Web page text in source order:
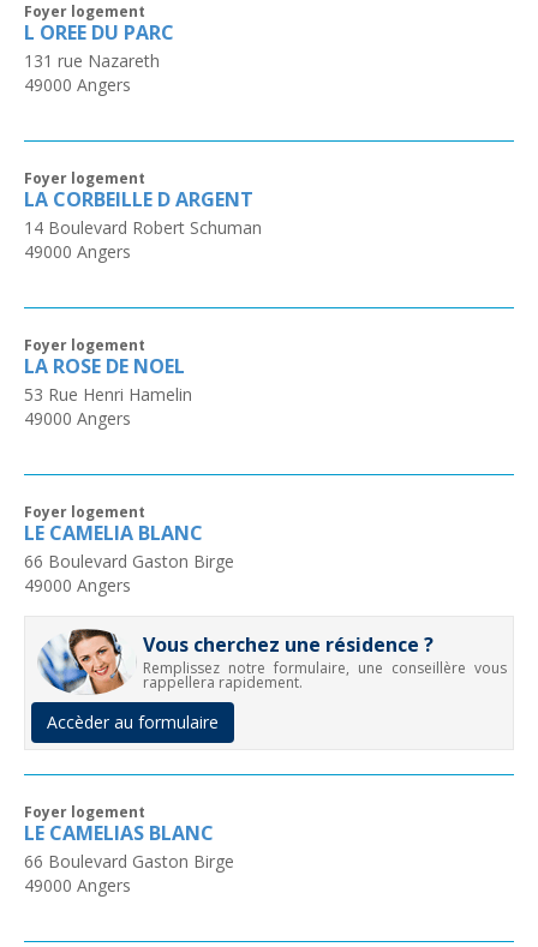
Foyer logement
L OREE DU PARC
131 rue Nazareth
49000 Angers
Foyer logement
LA CORBEILLE D ARGENT
14 Boulevard Robert Schuman
49000 Angers
Foyer logement
LA ROSE DE NOEL
53 Rue Henri Hamelin
49000 Angers
Foyer logement
LE CAMELIA BLANC
66 Boulevard Gaston Birge
49000 Angers
Vous cherchez une résidence ?
Remplissez notre formulaire, une conseillère vous
rappellera rapidement.
Accèder au formulaire
Foyer logement
LE CAMELIAS BLANC
66 Boulevard Gaston Birge
49000 Angers